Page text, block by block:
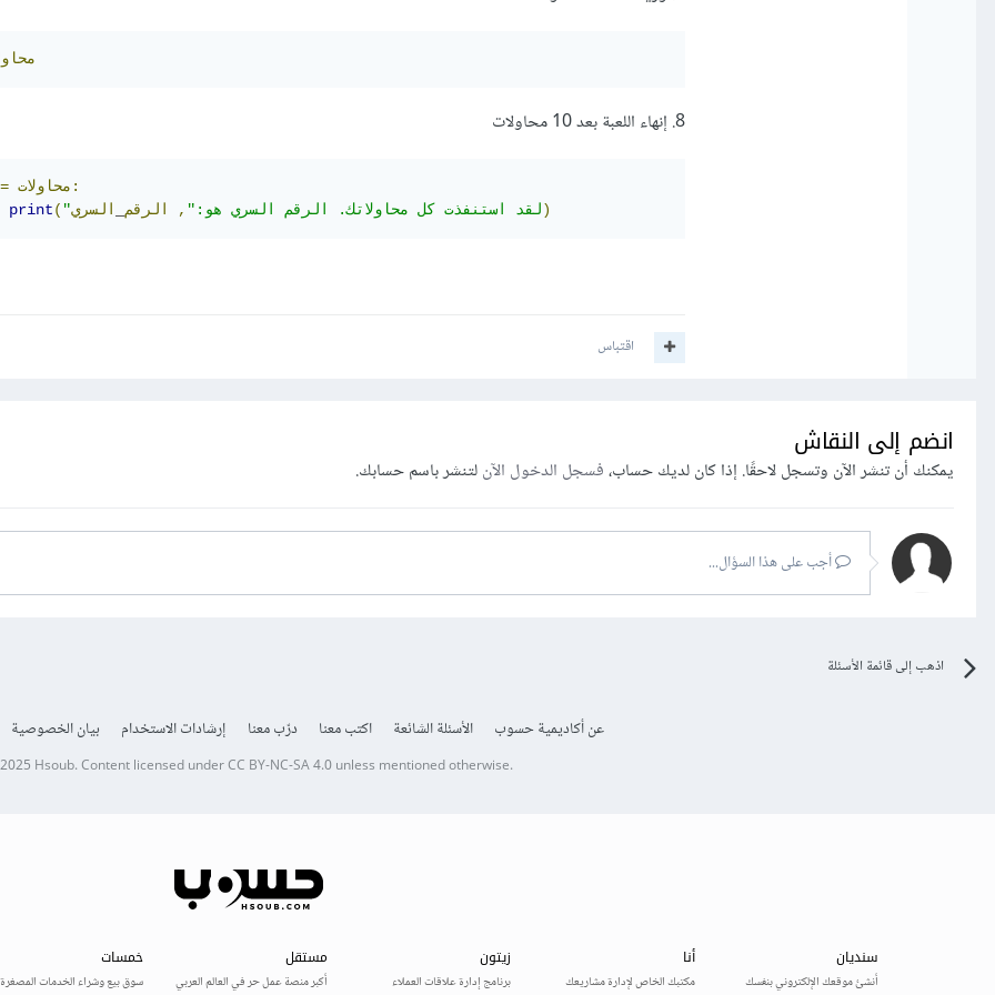
8. إنهاء اللعبة بعد 10 محاولات
محاولات :
print( "لقد استنفذت كل محاولاتك. الرقم السري هو:" , الرقم السري)
اقتباس
انضم إلى النقاش
يمكنك أن تنشر الآن وتسجل لاحقًا. إذا كان لديك حساب،فسجل الدخول الآنلتنشر باسم حسابك.
أجب على هذا السؤال...
اذهب إلى قائمة الأسئلة
عن أكاديمية حسوب الأسئلة الشائعة اكتب معنا درّب معنا إرشادات الاستخدام بيان الخصوصية
Hsoub.Content licensed underCC BY-NC-SA 4.0unless mentioned otherwise.